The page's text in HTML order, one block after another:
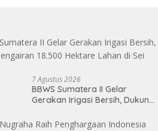
7 Agustus 2026
BBWS Sumatera II Gelar
Gerakan Irigasi Bersih, Dukung
Lahan di Sei Ular